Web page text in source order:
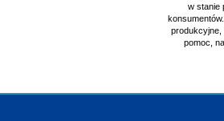
w stanie
produkcyjne,
pomoc,